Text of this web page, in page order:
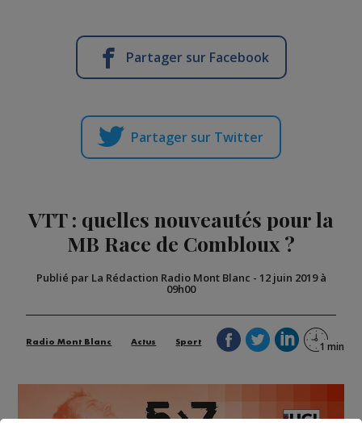
Partager sur Facebook
Partager sur Twitter
VTT : quelles nouveautés pour la
MB Race de Combloux ?
Publié par La Rédaction Radio Mont Blanc - 12 juin 2019 à
09h00
Radio Mont Blanc Actus Sport